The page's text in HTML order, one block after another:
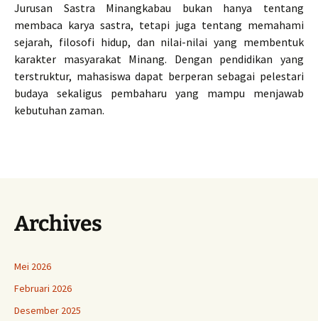
Jurusan Sastra Minangkabau bukan hanya tentang
membaca karya sastra, tetapi juga tentang memahami
sejarah, filosofi hidup, dan nilai-nilai yang membentuk
karakter masyarakat Minang. Dengan pendidikan yang
terstruktur, mahasiswa dapat berperan sebagai pelestari
budaya sekaligus pembaharu yang mampu menjawab
kebutuhan zaman.
Archives
Mei 2026
Februari 2026
Desember 2025